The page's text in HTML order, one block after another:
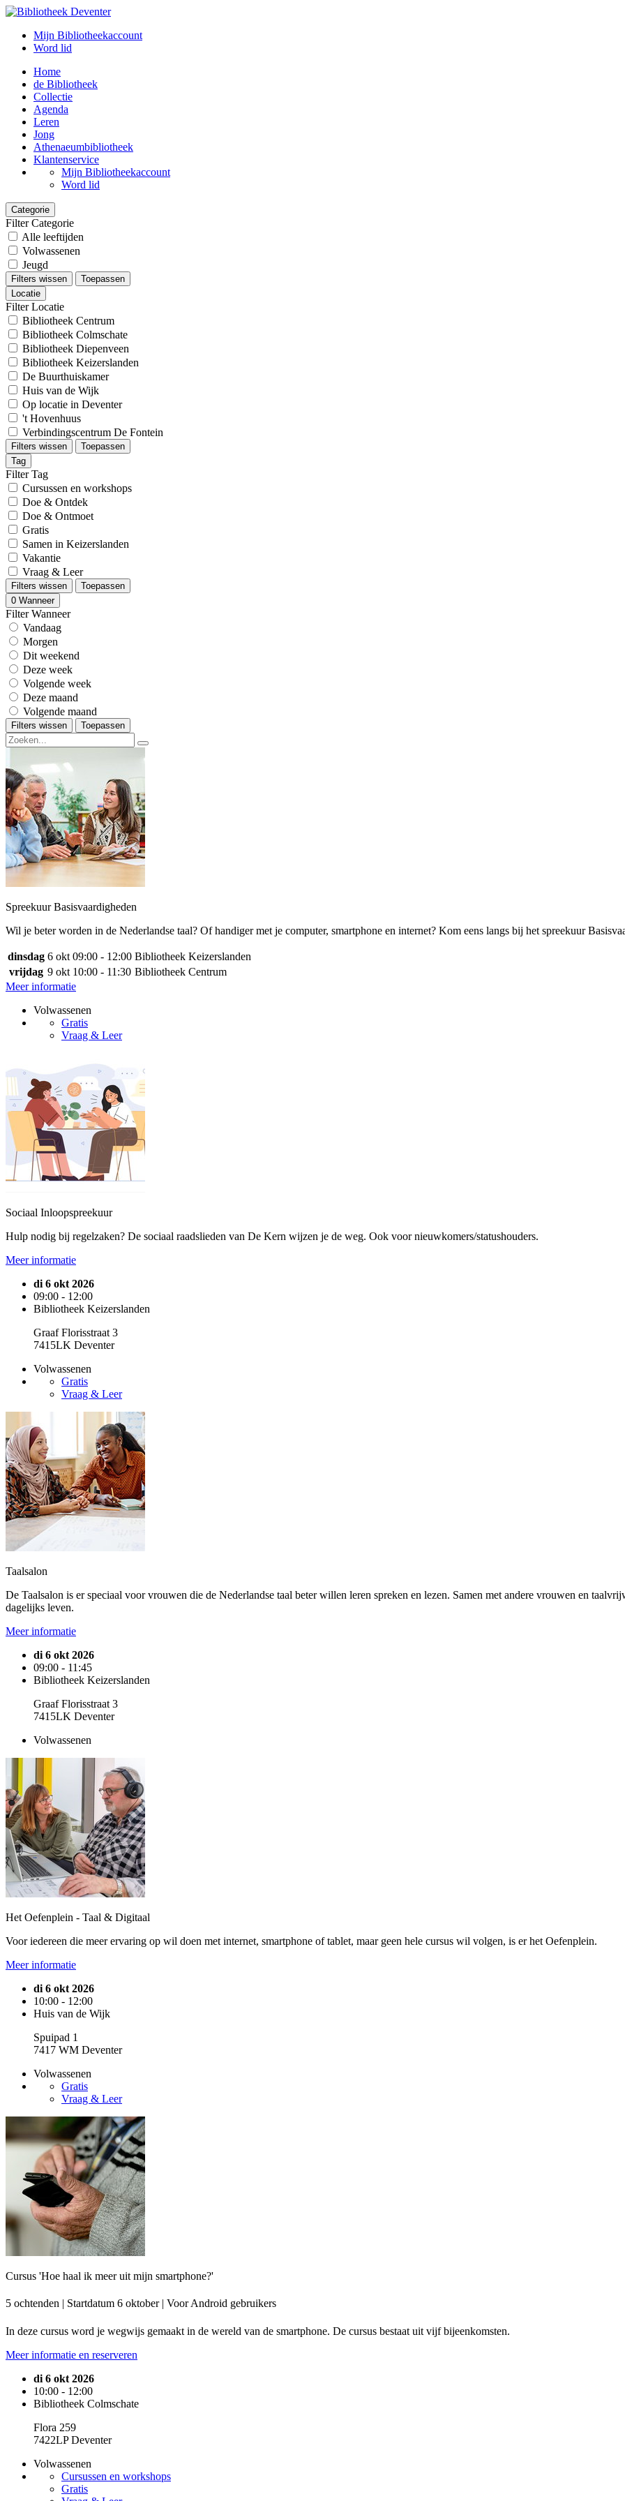
Mijn Bibliotheekaccount
Word lid
Home
de Bibliotheek
Collectie
Agenda
Leren
Jong
Athenaeumbibliotheek
Klantenservice
Mijn Bibliotheekaccount
Word lid
Categorie
Filter Categorie
Alle leeftijden
Volwassenen
Jeugd
Filters wissen
Toepassen
Locatie
Filter Locatie
Bibliotheek Centrum
Bibliotheek Colmschate
Bibliotheek Diepenveen
Bibliotheek Keizerslanden
De Buurthuiskamer
Huis van de Wijk
Op locatie in Deventer
't Hovenhuus
Verbindingscentrum De Fontein
Filters wissen
Toepassen
Tag
Filter Tag
Cursussen en workshops
Doe & Ontdek
Doe & Ontmoet
Gratis
Samen in Keizerslanden
Vakantie
Vraag & Leer
Filters wissen
Toepassen
0 Wanneer
Filter Wanneer
Vandaag
Morgen
Dit weekend
Deze week
Volgende week
Deze maand
Volgende maand
Filters wissen Toepassen
Spreekuur Basisvaardigheden
Wil je beter worden in de Nederlandse taal? Of handiger met je computer, smartphone en internet? Kom eens langs bij het spreekuur
dinsdag 6 okt 09:00 - 12:00 Bibliotheek Keizerslanden
vrijdag 9 okt 10:00 - 11:30 Bibliotheek Centrum
Meer informatie
Volwassenen
Gratis
Vraag & Leer
Sociaal Inloopspreekuur
Hulp nodig bij regelzaken? De sociaal raadslieden van De Kern wijzen je de weg. Ook voor nieuwkomers/statushouders.
Meer informatie
di 6 okt 2026
09:00 - 12:00
Bibliotheek Keizerslanden
Graaf Florisstraat 3
7415LK Deventer
Volwassenen
Gratis
Vraag & Leer
Taalsalon
De Taalsalon is er speciaal voor vrouwen die de Nederlandse taal beter willen leren spreken en lezen. Samen met andere vrouwen en
dagelijks leven.
Meer informatie
di 6 okt 2026
09:00 - 11:45
Bibliotheek Keizerslanden
Graaf Florisstraat 3
7415LK Deventer
Volwassenen
Het Oefenplein - Taal & Digitaal
Voor iedereen die meer ervaring op wil doen met internet, smartphone of tablet, maar geen hele cursus wil volgen, is er het Oefenplein.
Meer informatie
di 6 okt 2026
10:00 - 12:00
Huis van de Wijk
Spuipad 1
7417 WM Deventer
Volwassenen
Gratis
Vraag & Leer
Cursus 'Hoe haal ik meer uit mijn smartphone?'
5 ochtenden | Startdatum 6 oktober | Voor Android gebruikers
In deze cursus word je wegwijs gemaakt in de wereld van de smartphone. De cursus bestaat uit vijf bijeenkomsten.
Meer informatie en reserveren
di 6 okt 2026
10:00 - 12:00
Bibliotheek Colmschate
Flora 259
7422LP Deventer
Volwassenen
Cursussen en workshops
Gratis